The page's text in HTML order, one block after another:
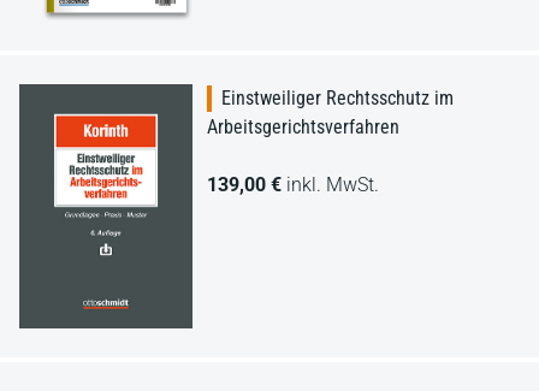
Einstweiliger Rechtsschutz im
Arbeitsgerichtsverfahren
139,00 € inkl. MwSt.